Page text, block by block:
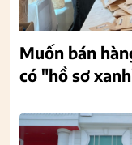
Muốn bán
có "hồ sơ